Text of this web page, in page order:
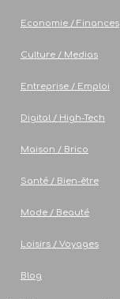
Economie / Finances
Culture / Medias
Entreprise / Emploi
Digital / High-Tech
Maison / Brico
Santé / Bien-être
Mode / Beauté
Loisirs / Voyages
Blog